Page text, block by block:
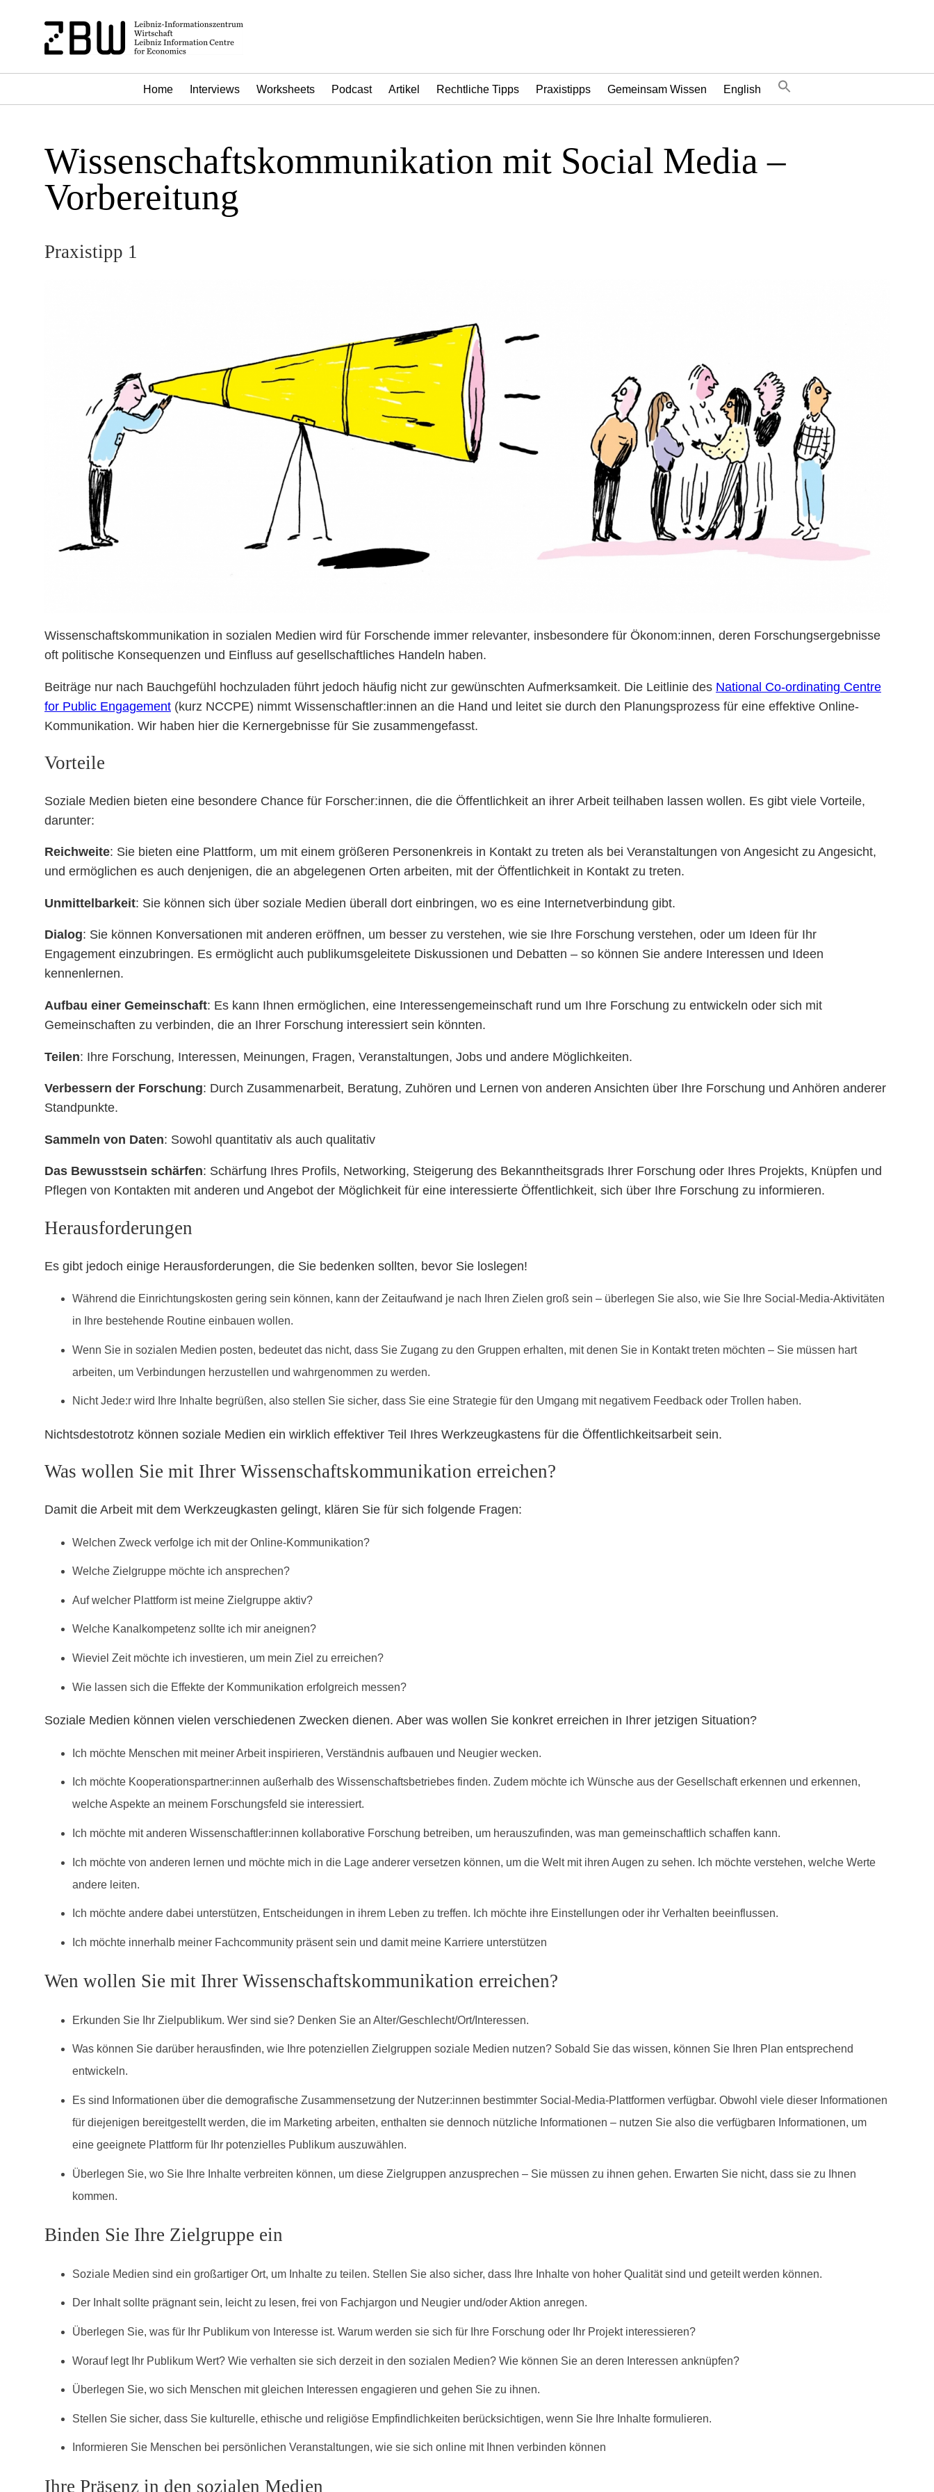
Home Interviews Worksheets Podcast Artikel Rechtliche Tipps Praxistipps Gemeinsam Wissen English
Wissenschaftskommunikation mit Social Media –
Vorbereitung
Praxistipp 1
Wissenschaftskommunikation in sozialen Medien wird für Forschende immer relevanter, insbesondere für Ökonom:innen, deren Forschungsergebnisse
oft politische Konsequenzen und Einfluss auf gesellschaftliches Handeln haben.
Beiträge nur nach Bauchgefühl hochzuladen führt jedoch häufig nicht zur gewünschten Aufmerksamkeit. Die Leitlinie des National Co-ordinating Centre
for Public Engagement (kurz NCCPE) nimmt Wissenschaftler:innen an die Hand und leitet sie durch den Planungsprozess für eine effektive Online-
Kommunikation. Wir haben hier die Kernergebnisse für Sie zusammengefasst.
Vorteile
Soziale Medien bieten eine besondere Chance für Forscher:innen, die die Öffentlichkeit an ihrer Arbeit teilhaben lassen wollen. Es gibt viele Vorteile,
darunter:
Reichweite: Sie bieten eine Plattform, um mit einem größeren Personenkreis in Kontakt zu treten als bei Veranstaltungen von Angesicht zu Angesicht,
und ermöglichen es auch denjenigen, die an abgelegenen Orten arbeiten, mit der Öffentlichkeit in Kontakt zu treten.
Unmittelbarkeit: Sie können sich über soziale Medien überall dort einbringen, wo es eine Internetverbindung gibt.
Dialog: Sie können Konversationen mit anderen eröffnen, um besser zu verstehen, wie sie Ihre Forschung verstehen, oder um Ideen für Ihr
Engagement einzubringen. Es ermöglicht auch publikumsgeleitete Diskussionen und Debatten – so können Sie andere Interessen und Ideen
kennenlernen.
Aufbau einer Gemeinschaft: Es kann Ihnen ermöglichen, eine Interessengemeinschaft rund um Ihre Forschung zu entwickeln oder sich mit
Gemeinschaften zu verbinden, die an Ihrer Forschung interessiert sein könnten.
Teilen: Ihre Forschung, Interessen, Meinungen, Fragen, Veranstaltungen, Jobs und andere Möglichkeiten.
Verbessern der Forschung: Durch Zusammenarbeit, Beratung, Zuhören und Lernen von anderen Ansichten über Ihre Forschung und Anhören anderer
Standpunkte.
Sammeln von Daten: Sowohl quantitativ als auch qualitativ
Das Bewusstsein schärfen: Schärfung Ihres Profils, Networking, Steigerung des Bekanntheitsgrads Ihrer Forschung oder Ihres Projekts, Knüpfen und
Pflegen von Kontakten mit anderen und Angebot der Möglichkeit für eine interessierte Öffentlichkeit, sich über Ihre Forschung zu informieren.
Herausforderungen
Es gibt jedoch einige Herausforderungen, die Sie bedenken sollten, bevor Sie loslegen!
Während die Einrichtungskosten gering sein können, kann der Zeitaufwand je nach Ihren Zielen groß sein – überlegen Sie also, wie Sie Ihre Social-Media-Aktivitäten
in Ihre bestehende Routine einbauen wollen.
Wenn Sie in sozialen Medien posten, bedeutet das nicht, dass Sie Zugang zu den Gruppen erhalten, mit denen Sie in Kontakt treten möchten – Sie müssen hart
arbeiten, um Verbindungen herzustellen und wahrgenommen zu werden.
Nicht Jede:r wird Ihre Inhalte begrüßen, also stellen Sie sicher, dass Sie eine Strategie für den Umgang mit negativem Feedback oder Trollen haben.
Nichtsdestotrotz können soziale Medien ein wirklich effektiver Teil Ihres Werkzeugkastens für die Öffentlichkeitsarbeit sein.
Was wollen Sie mit Ihrer Wissenschaftskommunikation erreichen?
Damit die Arbeit mit dem Werkzeugkasten gelingt, klären Sie für sich folgende Fragen:
Welchen Zweck verfolge ich mit der Online-Kommunikation?
Welche Zielgruppe möchte ich ansprechen?
Auf welcher Plattform ist meine Zielgruppe aktiv?
Welche Kanalkompetenz sollte ich mir aneignen?
Wieviel Zeit möchte ich investieren, um mein Ziel zu erreichen?
Wie lassen sich die Effekte der Kommunikation erfolgreich messen?
Soziale Medien können vielen verschiedenen Zwecken dienen. Aber was wollen Sie konkret erreichen in Ihrer jetzigen Situation?
Ich möchte Menschen mit meiner Arbeit inspirieren, Verständnis aufbauen und Neugier wecken.
Ich möchte Kooperationspartner:innen außerhalb des Wissenschaftsbetriebes finden. Zudem möchte ich Wünsche aus der Gesellschaft erkennen und erkennen,
welche Aspekte an meinem Forschungsfeld sie interessiert.
Ich möchte mit anderen Wissenschaftler:innen kollaborative Forschung betreiben, um herauszufinden, was man gemeinschaftlich schaffen kann.
Ich möchte von anderen lernen und möchte mich in die Lage anderer versetzen können, um die Welt mit ihren Augen zu sehen. Ich möchte verstehen, welche Werte
andere leiten.
Ich möchte andere dabei unterstützen, Entscheidungen in ihrem Leben zu treffen. Ich möchte ihre Einstellungen oder ihr Verhalten beeinflussen.
Ich möchte innerhalb meiner Fachcommunity präsent sein und damit meine Karriere unterstützen
Wen wollen Sie mit Ihrer Wissenschaftskommunikation erreichen?
Erkunden Sie Ihr Zielpublikum. Wer sind sie? Denken Sie an Alter/Geschlecht/Ort/Interessen.
Was können Sie darüber herausfinden, wie Ihre potenziellen Zielgruppen soziale Medien nutzen? Sobald Sie das wissen, können Sie Ihren Plan entsprechend
entwickeln.
Es sind Informationen über die demografische Zusammensetzung der Nutzer:innen bestimmter Social-Media-Plattformen verfügbar. Obwohl viele dieser Informationen
für diejenigen bereitgestellt werden, die im Marketing arbeiten, enthalten sie dennoch nützliche Informationen – nutzen Sie also die verfügbaren Informationen, um
eine geeignete Plattform für Ihr potenzielles Publikum auszuwählen.
Überlegen Sie, wo Sie Ihre Inhalte verbreiten können, um diese Zielgruppen anzusprechen – Sie müssen zu ihnen gehen. Erwarten Sie nicht, dass sie zu Ihnen
kommen.
Binden Sie Ihre Zielgruppe ein
Soziale Medien sind ein großartiger Ort, um Inhalte zu teilen. Stellen Sie also sicher, dass Ihre Inhalte von hoher Qualität sind und geteilt werden können.
Der Inhalt sollte prägnant sein, leicht zu lesen, frei von Fachjargon und Neugier und/oder Aktion anregen.
Überlegen Sie, was für Ihr Publikum von Interesse ist. Warum werden sie sich für Ihre Forschung oder Ihr Projekt interessieren?
Worauf legt Ihr Publikum Wert? Wie verhalten sie sich derzeit in den sozialen Medien? Wie können Sie an deren Interessen anknüpfen?
Überlegen Sie, wo sich Menschen mit gleichen Interessen engagieren und gehen Sie zu ihnen.
Stellen Sie sicher, dass Sie kulturelle, ethische und religiöse Empfindlichkeiten berücksichtigen, wenn Sie Ihre Inhalte formulieren.
Informieren Sie Menschen bei persönlichen Veranstaltungen, wie sie sich online mit Ihnen verbinden können
Ihre Präsenz in den sozialen Medien